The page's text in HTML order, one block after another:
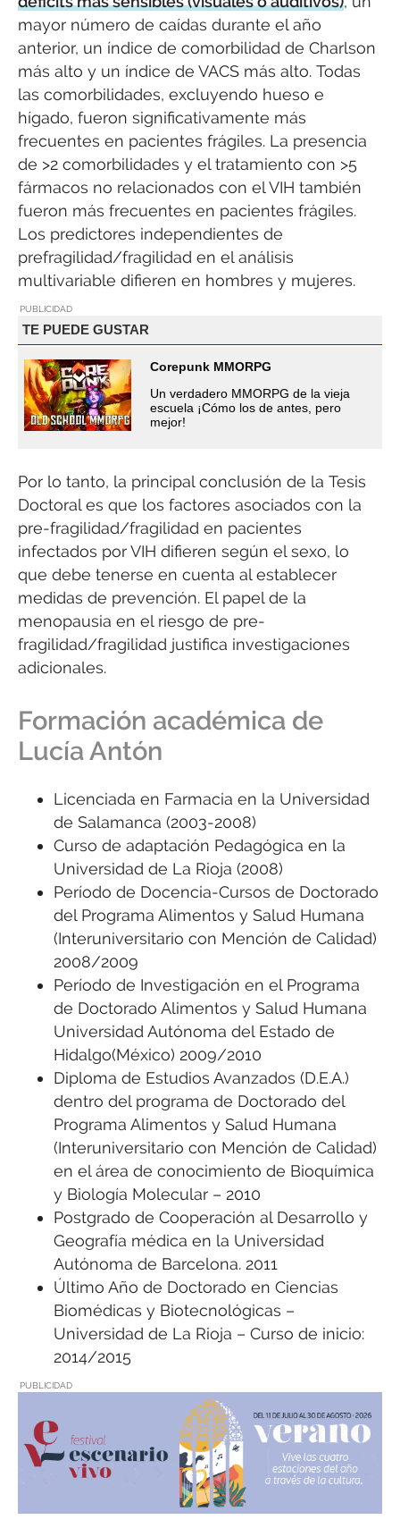
mayor número de caídas durante el año
anterior, un índice de comorbilidad de Charlson
más alto y un índice de VACS más alto. Todas
las comorbilidades, excluyendo hueso e
hígado, fueron significativamente más
frecuentes en pacientes frágiles. La presencia
de >2 comorbilidades y el tratamiento con >5
fármacos no relacionados con el VIH también
fueron más frecuentes en pacientes frágiles.
Los predictores independientes de
prefragilidad/fragilidad en el análisis
multivariable difieren en hombres y mujeres.
PUBLICIDAD
TE PUEDE GUSTAR
Corepunk MMORPG
Un verdadero MMORPG de la vieja
escuela ¡Cómo los de antes, pero
mejor!
Por lo tanto, la principal conclusión de la Tesis
Doctoral es que los factores asociados con la
pre-fragilidad/fragilidad en pacientes
infectados por VIH difieren según el sexo, lo
que debe tenerse en cuenta al establecer
medidas de prevención. El papel de la
menopausia en el riesgo de pre-
fragilidad/fragilidad justifica investigaciones
adicionales.
Formación académica de
Lucía Antón
Licenciada en Farmacia en la Universidad
de Salamanca (2003-2008)
Curso de adaptación Pedagógica en la
Universidad de La Rioja (2008)
Período de Docencia-Cursos de Doctorado
del Programa Alimentos y Salud Humana
(Interuniversitario con Mención de Calidad)
2008/2009
Período de Investigación en el Programa
de Doctorado Alimentos y Salud Humana
Universidad Autónoma del Estado de
Hidalgo(México) 2009/2010
Diploma de Estudios Avanzados (D.E.A.)
dentro del programa de Doctorado del
Programa Alimentos y Salud Humana
(Interuniversitario con Mención de Calidad)
en el área de conocimiento de Bioquímica
y Biología Molecular – 2010
Postgrado de Cooperación al Desarrollo y
Geografía médica en la Universidad
Autónoma de Barcelona. 2011
Último Año de Doctorado en Ciencias
Biomédicas y Biotecnológicas –
Universidad de La Rioja – Curso de inicio:
2014/2015
PUBLICIDAD